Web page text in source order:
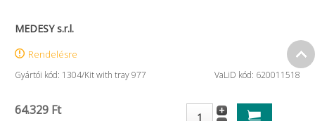
MEDESY s.r.l.
Rendelésre
Gyártói kód: 1304/Kit with tray 977 VaLiD kód: 620011518
64.329 Ft